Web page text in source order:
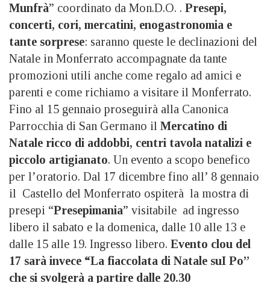
Munfrà” coordinato da Mon.D.O. . Presepi,
concerti, cori, mercatini, enogastronomia e
tante sorprese: saranno queste le declinazioni del
Natale in Monferrato accompagnate da tante
promozioni utili anche come regalo ad amici e
parenti e come richiamo a visitare il Monferrato.
Fino al 15 gennaio proseguirà alla Canonica
Parrocchia di San Germano il Mercatino di
Natale ricco di addobbi, centri tavola natalizi e
piccolo artigianato. Un evento a scopo benefico
per l’oratorio. Dal 17 dicembre fino all’ 8 gennaio
il Castello del Monferrato ospiterà la mostra di
presepi “Presepimania” visitabile ad ingresso
libero il sabato e la domenica, dalle 10 alle 13 e
dalle 15 alle 19. Ingresso libero. Evento clou del
17 sarà invece “La fiaccolata di Natale suI Po”
che si svolgerà a partire dalle 20.30